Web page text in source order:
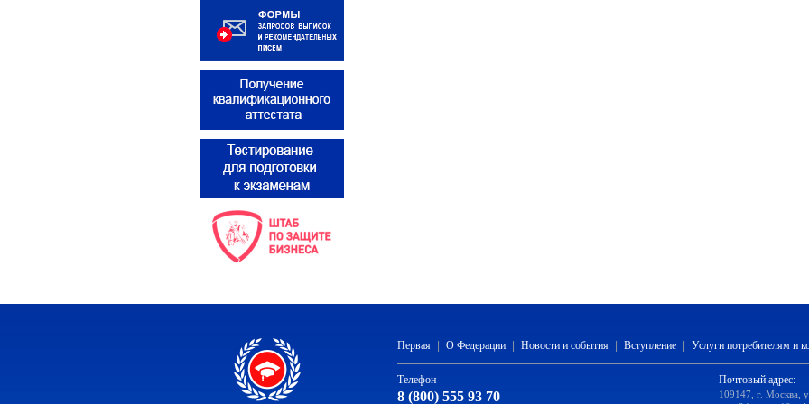
Первая О Федерации Новости и события Вступление Услуги потребителям и
Телефон
8 (800) 555 93 70
Почтовый адрес:
109147, г. Москва,